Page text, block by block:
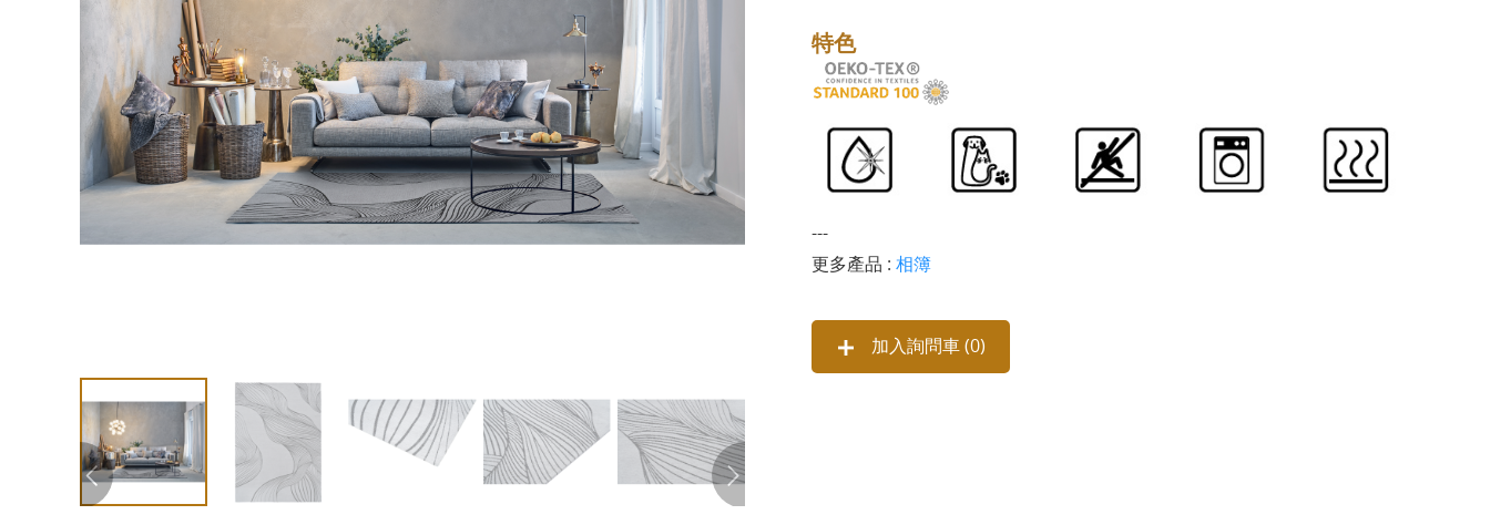
特色
---
更多產品 : 相簿
加入詢問車 (0)